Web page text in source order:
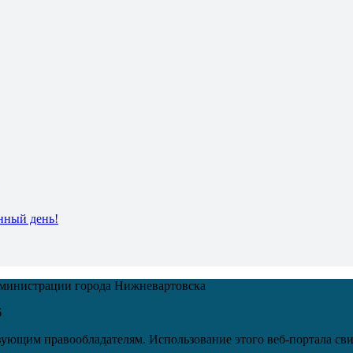
день!
города Нижневартовска
правообладателям. Использование этого веб-портала